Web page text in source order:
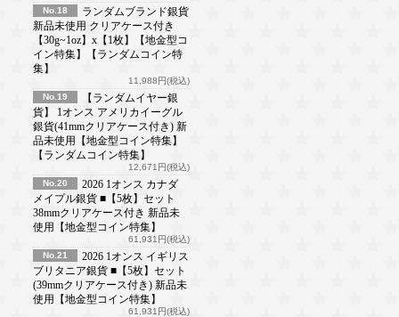
No.18
ランダムブランド銀貨
新品未使用 クリアケース付き
【30g~1oz】x【1枚】【地金型コ
イン特集】【ランダムコイン特
集】
11,988円(税込)
No.19
【ランダムイヤー銀
貨】 1オンス アメリカイーグル
銀貨(41mmクリアケース付き) 新
品未使用【地金型コイン特集】
【ランダムコイン特集】
12,671円(税込)
No.20
2026 1オンス カナダ
メイプル銀貨 ■【5枚】セット
38mmクリアケース付き 新品未
使用【地金型コイン特集】
61,931円(税込)
No.21
2026 1オンス イギリス
ブリタニア銀貨 ■【5枚】セット
(39mmクリアケース付き) 新品未
使用【地金型コイン特集】
61,931円(税込)